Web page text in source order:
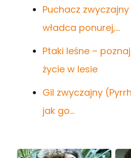
Puchacz
władca ponurej,…
Ptaki leśne –
życie w lesie
Gil zwyczajny
jak go…